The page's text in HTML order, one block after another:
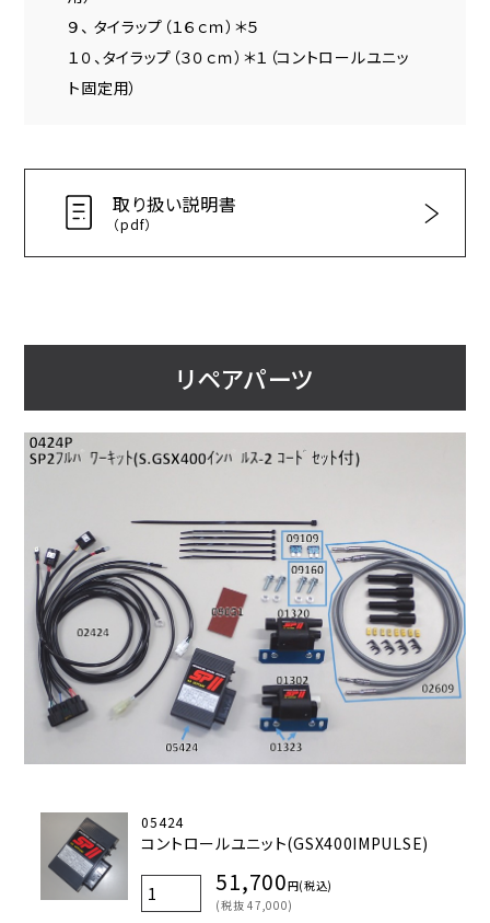
９、 タイラップ（１６ｃｍ）＊５
１０、タイラップ（３０ｃｍ）＊１（コントロールユニッ
ト固定用）
取り扱い説明書
（pdf）
リペアパーツ
05424
コントロールユニット(GSX400IMPULSE)
51,700円(税込)
(税抜 47,000)